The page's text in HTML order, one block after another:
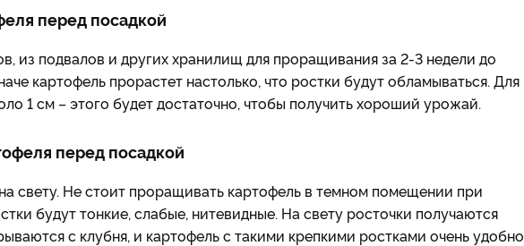
перед посадкой
из подвалов и других хранилищ для проращивания за 2-3 недели до
картофель прорастет настолько, что ростки будут обламываться. Для
1 см – этого будет достаточно, чтобы получить хороший урожай.
перед посадкой
свету. Не стоит проращивать картофель в темном помещении при
будут тонкие, слабые, нитевидные. На свету росточки получаются
с клубня, и картофель с такими крепкими ростками очень удобно